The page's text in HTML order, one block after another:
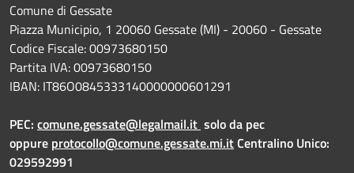
Comune di Gessate
Piazza Municipio, 1 20060 Gessate (MI) - 20060 - Gessate
Codice Fiscale: 00973680150
Partita IVA: 00973680150
IBAN: IT86O0845333140000000601291
PEC: comune.gessate@legalmail.it solo da pec
oppure protocollo@comune.gessate.mi.itCentralino Unico:
029592991